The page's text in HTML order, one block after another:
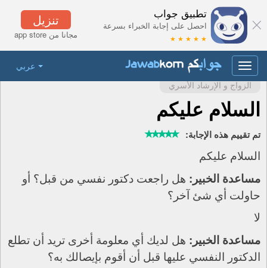
تنزيل
مجانا من app store
تطبيق جواب
احصل على إجابة الخبراء بسرعة
★ ★ ★ ★ ★
عربي
Toggle
navigation
الزواج و الإرشاد الأسري
السلام عليكم
تم تقييم هذه الإجابة:
السلام عليكم
مساعدة الخبير: هل راجعت دكتور نفسي من قبل؟ أو
حاولت أي شئ آخر؟
لا
مساعدة الخبير: هل لديك أي معلومة أخرى تريد أن تطلع
الدكتور النفسي عليها قبل أن أقوم بإيصالك به؟